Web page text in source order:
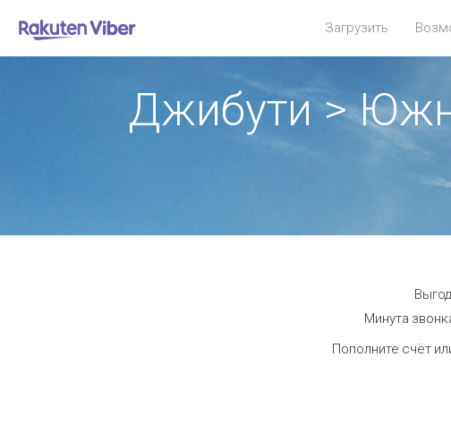
Загрузить
Джибути >
Минута
Пополните счёт